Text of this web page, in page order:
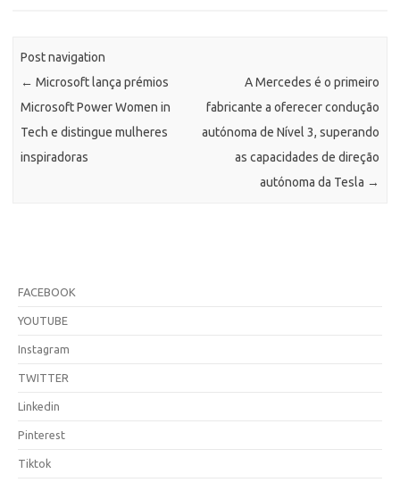
Post navigation
← Microsoft lança prémios
Microsoft Power Women in
Tech e distingue mulheres
inspiradoras
A Mercedes é o primeiro
fabricante a oferecer condução
autónoma de Nível 3, superando
as capacidades de direção
autónoma da Tesla →
FACEBOOK
YOUTUBE
Instagram
TWITTER
Linkedin
Pinterest
Tiktok